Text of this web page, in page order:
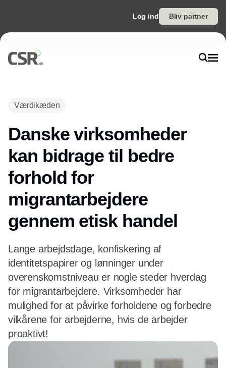
Log ind Bliv partner
Værdikæden
Danske virksomheder
kan bidrage til bedre
forhold for
migrantarbejdere
gennem etisk handel
Lange arbejdsdage, konfiskering af
identitetspapirer og lønninger under
overenskomstniveau er nogle steder hverdag
for migrantarbejdere. Virksomheder har
mulighed for at påvirke forholdene og forbedre
vilkårene for arbejderne, hvis de arbejder
proaktivt!